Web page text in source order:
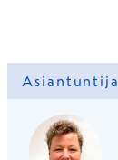
Asiantuntija